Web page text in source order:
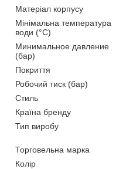
Матеріал корпусу
Мінімальна температура
води (°C)
Минимальное давление
(бар)
Покриття
Робочий тиск (бар)
Стиль
Країна бренду
Тип виробу
Торговельна марка
Колір